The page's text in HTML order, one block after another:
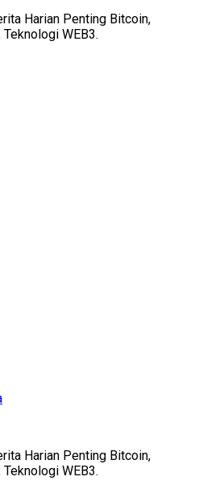
Harian Penting Bitcoin,
WEB3.
Harian Penting Bitcoin,
WEB3.